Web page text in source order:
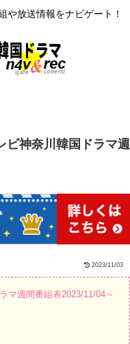
や放送情報をナビゲート！
ビ神奈川韓国ドラマ週
2023/11/03
マ週間番組表2023/11/04～